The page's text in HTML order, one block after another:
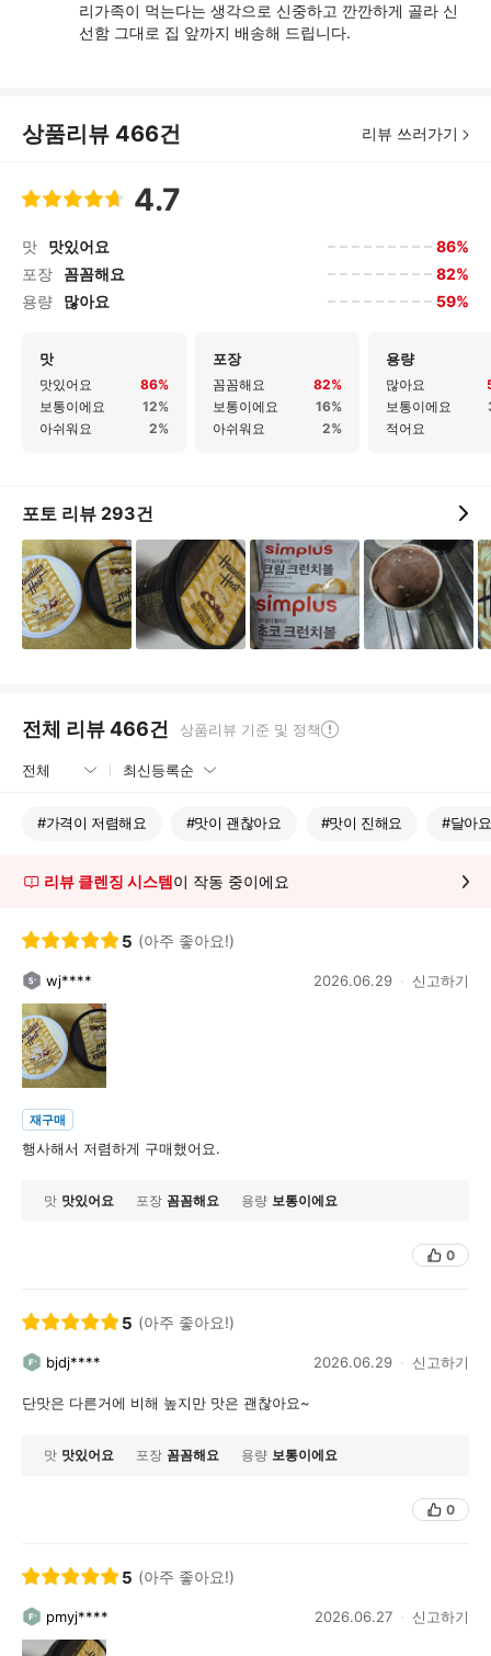
리가족이 먹는다는 생각으로 신중하고 깐깐하게 골라 신
선함 그대로 집 앞까지 배송해 드립니다.
상품리뷰 466건 리뷰 쓰러가기
4.7
맛 맛있어요
86%
포장
꼼꼼해요
82%
용량
많아요 59%
맛
맛있어요
86%
보통이에요
12%
아쉬워요
2%
포장
꼼꼼해요
82%
보통이에요
16%
아쉬워요
2%
용량
많아요
보통이에요
적어요
포토 리뷰 293건
전체 리뷰466건 상품리뷰 기준 및 정책
#가격이 저렴해요 #맛이 괜찮아요 #맛이 진해요 #달아요
리뷰 클렌징 시스템 이 작동 중이에요
5 (아주 좋아요!)
wj**** 2026.06.29 신고하기
재구매
행사해서 저렴하게 구매했어요.
맛 맛있어요 포장 꼼꼼해요 용량 보통이에요
0
5 (아주 좋아요!)
bjdj**** 2026.06.29 신고하기
단맛은 다른거에 비해 높지만 맛은 괜찮아요~
맛 맛있어요 포장 꼼꼼해요 용량 보통이에요
0
5 (아주 좋아요!)
pmyj**** 2026.06.27 신고하기